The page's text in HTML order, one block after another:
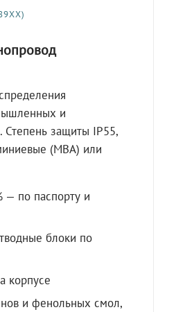
и
Степень защиты IP55,
(МВА) или
— по паспорту и
блоки по
корпусе
и фенольных смол,